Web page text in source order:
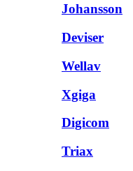
Johansson
Deviser
Wellav
Xgiga
Digicom
Triax